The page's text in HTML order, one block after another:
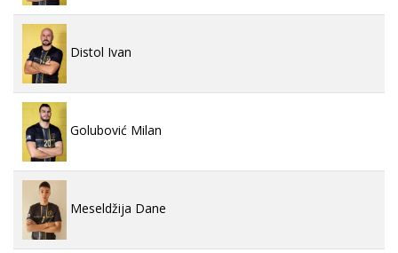
Distol Ivan
Golubović Milan
Meseldžija Dane